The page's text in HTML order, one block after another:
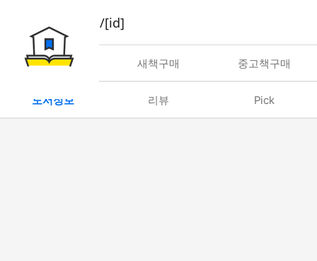
book/rent/[id]
대여 새책구매 중고책구매
도서정보 리뷰 Pick